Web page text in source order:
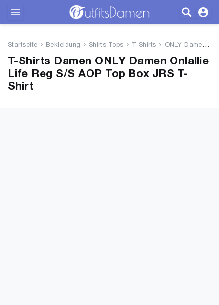
Bekleidung
Wäsche
Startseite Bekleidung Shirts Tops T Shirts ONLY Damen Onlallie Life Reg S...
T-Shirts Damen ONLY Damen Onlallie
Life Reg S/S AOP Top Box JRS T-
Shirt